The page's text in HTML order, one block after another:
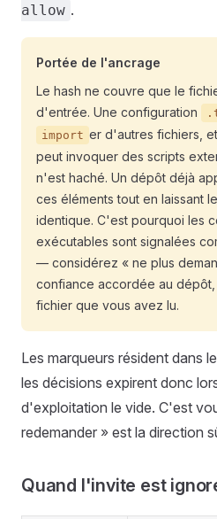
allow .
Portée de l'ancrage
Le hash ne couvre que le
d'entrée. Une configuration
import er d'autres fichiers, et
peut invoquer des scripts
n'est haché. Un dépôt déjà
ces éléments tout en laissant
identique. C'est pourquoi les
exécutables sont signalées
— considérez « ne plus
confiance accordée au dépôt,
fichier que vous avez lu.
Les marqueurs résident dans
les décisions expirent donc
d'exploitation le vide. C'est
redemander » est la direction
Quand l'invite est